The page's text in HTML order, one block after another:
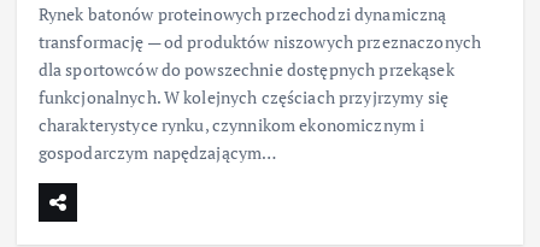
Rynek batonów proteinowych przechodzi dynamiczną
transformację — od produktów niszowych przeznaczonych
dla sportowców do powszechnie dostępnych przekąsek
funkcjonalnych. W kolejnych częściach przyjrzymy się
charakterystyce rynku, czynnikom ekonomicznym i
gospodarczym napędzającym…